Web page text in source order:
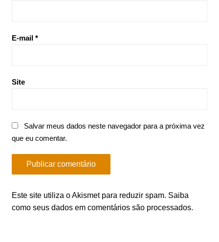
E-mail *
Site
Salvar meus dados neste navegador para a próxima vez
que eu comentar.
Este site utiliza o Akismet para reduzir spam. Saiba
como seus dados em comentários são processados.